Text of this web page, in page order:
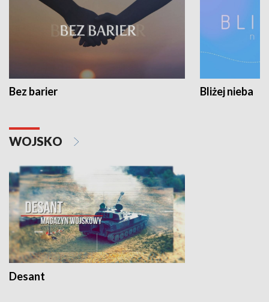
Bez barier Bliżej nieba
WOJSKO
Desant